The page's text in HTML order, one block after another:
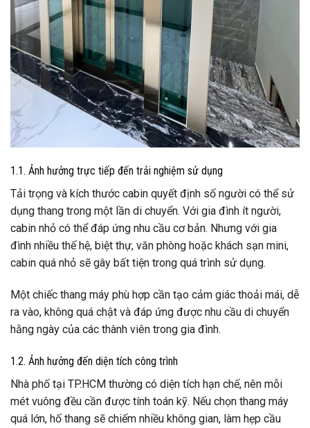
1.1. Ảnh hưởng trực tiếp đến trải nghiệm sử dụng
Tải trọng và kích thước cabin quyết định số người có thể sử
dụng thang trong một lần di chuyển. Với gia đình ít người,
cabin nhỏ có thể đáp ứng nhu cầu cơ bản. Nhưng với gia
đình nhiều thế hệ, biệt thự, văn phòng hoặc khách sạn mini,
cabin quá nhỏ sẽ gây bất tiện trong quá trình sử dụng.
Một chiếc thang máy phù hợp cần tạo cảm giác thoải mái, dễ
ra vào, không quá chật và đáp ứng được nhu cầu di chuyển
hằng ngày của các thành viên trong gia đình.
1.2. Ảnh hưởng đến diện tích công trình
Nhà phố tại TP.HCM thường có diện tích hạn chế, nên mỗi
mét vuông đều cần được tính toán kỹ. Nếu chọn thang máy
quá lớn, hố thang sẽ chiếm nhiều không gian, làm hẹp cầu